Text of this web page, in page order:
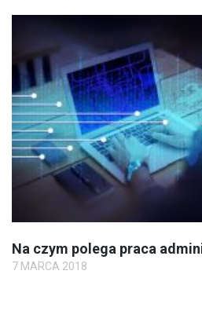
Na czym polega praca
7 MARCA 2018